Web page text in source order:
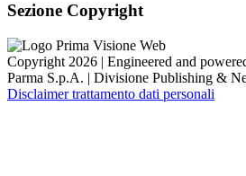
Sezione Copyright
Copyright 2026 | Engineered and
Parma S.p.A. | Divisione Publishing &
Disclaimer trattamento dati personali